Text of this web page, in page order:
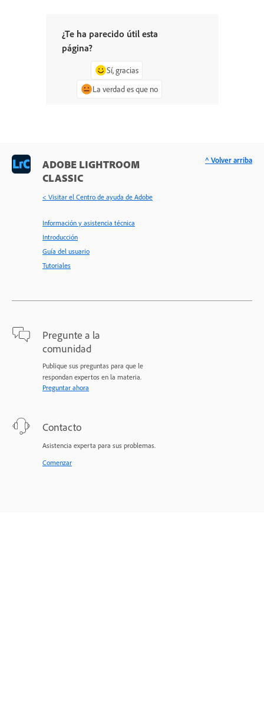
¿Te ha parecido útil esta
página?
Sí, gracias
La verdad es que no
ADOBE LIGHTROOM
CLASSIC
< Visitar el Centro de ayuda de Adobe
Información y asistencia técnica
Introducción
Guía del usuario
Tutoriales
Pregunte a la
comunidad
Publique sus preguntas para que le
respondan expertos en la materia.
Preguntar ahora
Contacto
Asistencia experta para sus problemas.
Comenzar
^ Volver arriba